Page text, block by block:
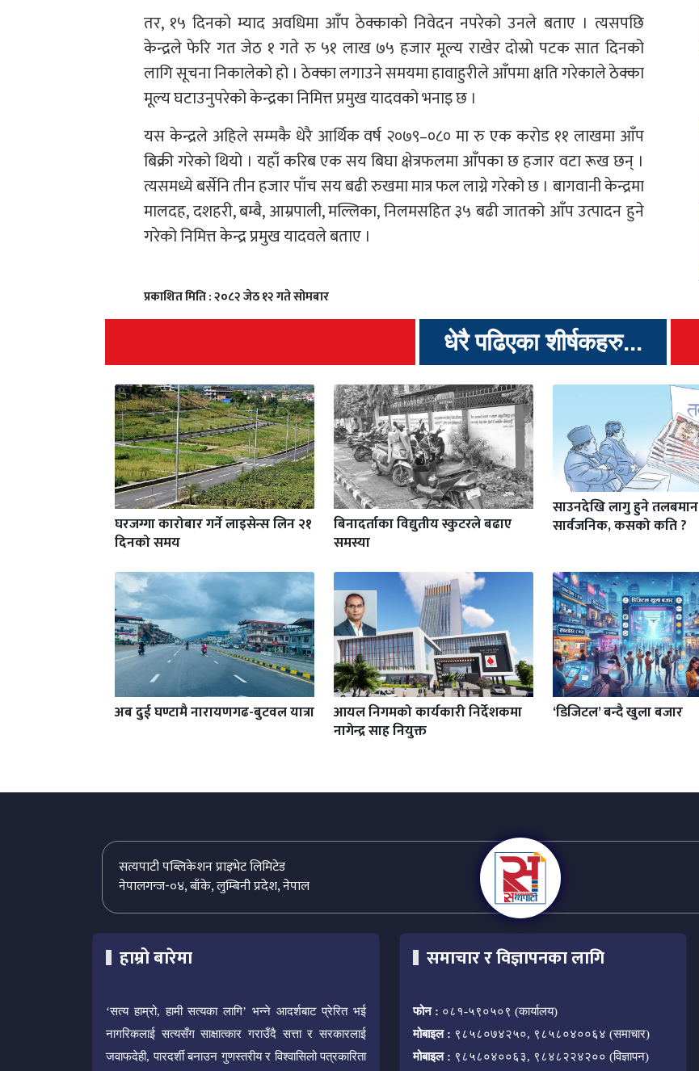
तर, १५ दिनको म्याद अवधिमा आँप ठेक्काको निवेदन नपरेको उनले बताए । त्यसपछि
केन्द्रले फेरि गत जेठ १ गते रु ५१ लाख ७५ हजार मूल्य राखेर दोस्रो पटक सात दिनको
लागि सूचना निकालेको हो । ठेक्का लगाउने समयमा हावाहुरीले आँपमा क्षति गरेकाले ठेक्का
मूल्य घटाउनुपरेको केन्द्रका निमित्त प्रमुख यादवको भनाइ छ ।
यस केन्द्रले अहिले सम्मकै धेरै आर्थिक वर्ष २०७९–०८० मा रु एक करोड ११ लाखमा आँप
बिक्री गरेको थियो । यहाँ करिब एक सय बिघा क्षेत्रफलमा आँपका छ हजार वटा रूख छन् ।
त्यसमध्ये बर्सेनि तीन हजार पाँच सय बढी रुखमा मात्र फल लाग्ने गरेको छ । बागवानी केन्द्रमा
मालदह, दशहरी, बम्बै, आम्रपाली, मल्लिका, निलमसहित ३५ बढी जातको आँप उत्पादन हुने
गरेको निमित्त केन्द्र प्रमुख यादवले बताए ।
प्रकाशित मिति : २०८२ जेठ १२ गते सोमबार
धेरै पढिएका शीर्षकहरु...
घरजग्गा कारोबार गर्ने लाइसेन्स लिन २१
दिनको समय
बिनादर्ताका विद्युतीय स्कुटरले बढाए
समस्या
साउनदेखि लागु हुने तलबमान
सार्वजनिक, कसको कति ?
अब दुई घण्टामै नारायणगढ-बुटवल यात्रा
आयल निगमको कार्यकारी निर्देशकमा
नागेन्द्र साह नियुक्त
‘डिजिटल’ बन्दै खुला बजार
सत्यपाटी पब्लिकेशन प्राइभेट लिमिटेड
नेपालगन्ज-०४, बाँके, लुम्बिनी प्रदेश, नेपाल
हाम्रो बारेमा
‘सत्य हाम्रो, हामी सत्यका लागि’ भन्ने आदर्शबाट प्रेरित भई
नागरिकलाई सत्यसँग साक्षात्कार गराउँदै सत्ता र सरकारलाई
जवाफदेही, पारदर्शी बनाउन गुणस्तरीय र विश्वासिलो पत्रकारिता
समाचार र विज्ञापनका लागि
फोन : ०८१-५९०५०९ (कार्यालय)
मोबाइल : ९८५८०७४२५०, ९८५८०४००६४ (समाचार)
मोबाइल : ९८५८०४००६३, ९८४८२२४२०० (विज्ञापन)